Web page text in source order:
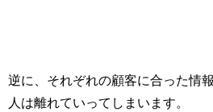
逆に、それぞれの顧客に合った情
人は離れていってしまいます。